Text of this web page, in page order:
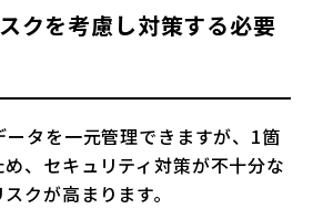
クを考慮し対策する必要
ータを一元管理できますが、1箇
、セキュリティ対策が不十分な
クが高まります。